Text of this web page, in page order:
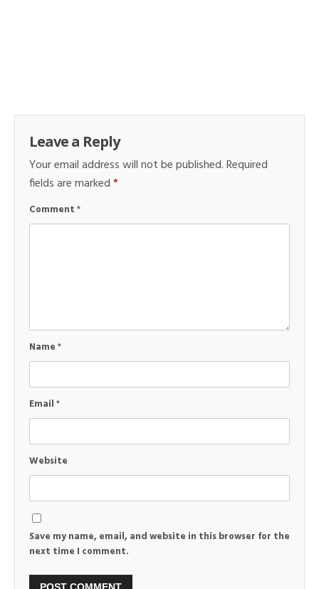
Leave a Reply
Your email address will not be published.Required
fields are marked*
Comment*
Name*
Email*
Website
Save my name, email, and website in this browser for the
next time I comment.